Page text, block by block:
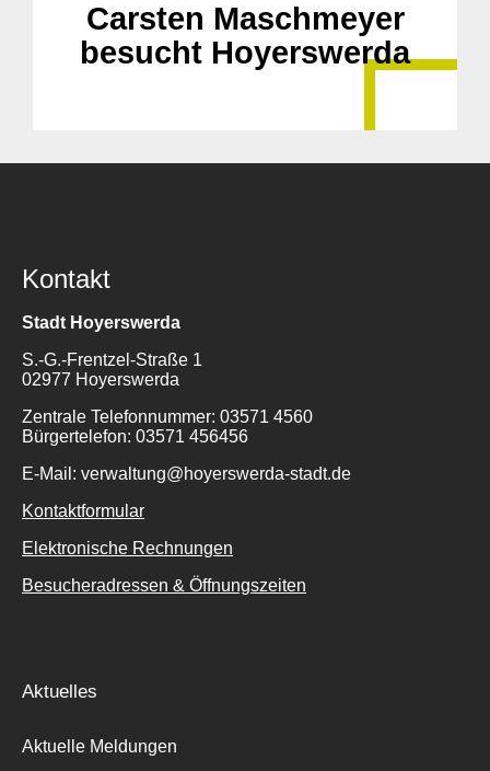
Carsten Maschmeyer
besucht Hoyerswerda
Kontakt
Stadt Hoyerswerda
S.-G.-Frentzel-Straße 1
02977 Hoyerswerda
Zentrale Telefonnummer: 03571 4560
Bürgertelefon: 03571 456456
E-Mail: verwaltung@hoyerswerda-stadt.de
Kontaktformular
Elektronische Rechnungen
Besucheradressen & Öffnungszeiten
Aktuelles
Aktuelle Meldungen